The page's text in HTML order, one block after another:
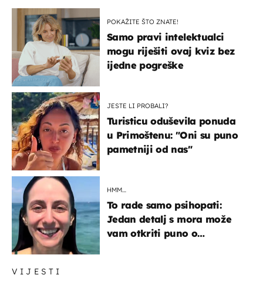
VIJESTI
POKAŽITE ŠTO ZNATE!
Samo pravi intelektualci
mogu riješiti ovaj kviz bez
ijedne pogreške
JESTE LI PROBALI?
Turisticu oduševila ponuda
u Primoštenu: "Oni su puno
pametniji od nas"
HMM…
To rade samo psihopati:
Jedan detalj s mora može
vam otkriti puno o